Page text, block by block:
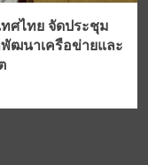
ศไทย จัดประชุม
พัฒนาเครือข่ายและ